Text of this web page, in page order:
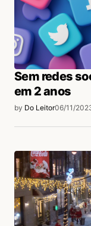
Sem redes
em 2 anos
by Do Leitor06/11/